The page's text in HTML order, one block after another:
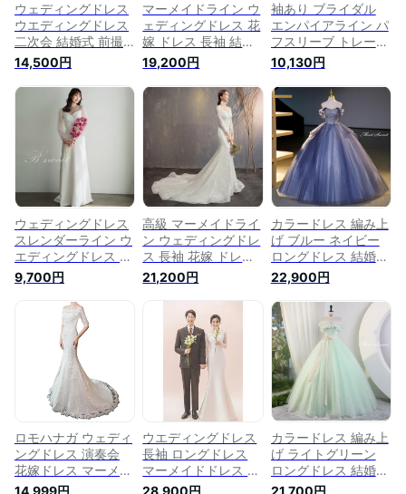
ウェディングドレス
ウエディングドレス
二次会 結婚式 前撮
り ブライダル ロン
グドレス 花嫁 スレ
ンダードレス スレン
ダーラインドレス サ
テン フレンチスリー
ブ 海外挙式 フォト
ウェディング オフホ
ワイト wedding
dress マーメイドド
レス 小さいサイズ
大きいサイズ
14,500円
マーメイドライン ウ
ェディングドレス 花
嫁 ドレス 長袖 結婚
式 ウエディングドレ
ス 二次会 ロングド
レス オフショルダー
披露宴 ブライダル
パーティードレス 演
奏会 着痩せ プリン
19,200円
袖あり ブライダル
エンパイアライン パ
フスリーブ トレーン
付き ウエディングド
レス ドレス スクエ
アネック 半袖 エン
パイアドレス 花嫁ド
レス 白 ホワイト 撮
影 ウェディングドレ
ス
10,130円
ウェディングドレス
スレンダーライン ウ
エディングドレス 白
ドレス 花嫁 カジュ
アル トレーン付き
編み上げタイプ 可愛
い 袖あり 袖付き パ
フスリーブ 長袖 レ
トロ 前撮り 後撮り
披露宴 結婚式 演奏
会 海外挙式ドレス
【wd599ls】
9,700円
高級 マーメイドライ
ン ウェディングドレ
ス 長袖 花嫁 ドレス
結婚式 ウエディング
ドレス 二次会 ロン
グドレス 披露宴 ブ
ライダル 演奏会 着
痩せ プリンセス 優
雅 セミオーダー 編
み上げ
21,200円
カラードレス 編み上
げ ブルー ネイビー
ロングドレス 結婚式
二次会 発表会 演奏
会 ウェディングドレ
ス ウエディングドレ
ス 花嫁 前撮り 上品
プリンセスドレス イ
ブニングドレス コン
サート パーティード
レス ブライダル 披
露宴 舞台演出衣装
プリンセスラインド
レス
22,900円
ロモハナガ ウェディ
ングドレス 演奏会
花嫁ドレス マーメイ
ドドレス トレーンタ
14,999円
ウエディングドレス
長袖 ロングドレス
マーメイドドレス 演
奏会 マーメイドライ
28,900円
カラードレス 編み上
げ ライトグリーン
ロングドレス 結婚式
二次会 発表会 演奏
21,700円